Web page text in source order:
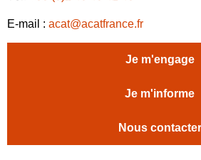
E-mail : acat@acatfrance.fr
Je m'engage
Je m'informe
Nous contacter